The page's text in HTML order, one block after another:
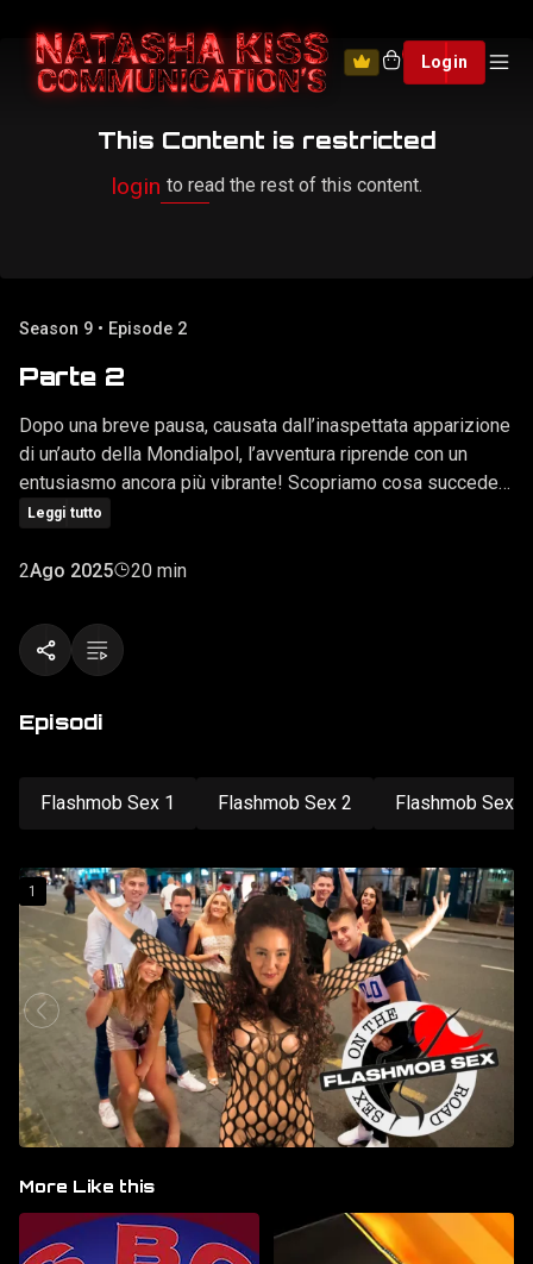
Login
This Content is restricted
login to read the rest of this content.
Season 9 • Episode 2
Parte 2
Dopo una breve pausa, causata dall’inaspettata apparizione
di un’auto della Mondialpol, l’avventura riprende con un
entusiasmo ancora più vibrante! Scopriamo cosa succede
dopo…
Leggi tutto
2Ago 2025 20 min
Episodi
Flashmob Sex 1 Flashmob Sex 2 Flashmob Sex 3
1
More Like this